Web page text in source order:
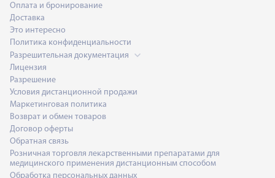
Оплата и бронирование
Доставка
Это интересно
Политика конфиденциальности
Разрешительная документация
Лицензия
Разрешение
Условия дистанционной продажи
Маркетинговая политика
Возврат и обмен товаров
Договор оферты
Обратная связь
Розничная торговля лекарственными препаратами для
медицинского применения дистанционным способом
Обработка персональных данных